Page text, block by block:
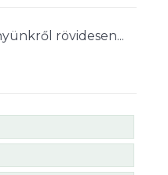
rövidesen...